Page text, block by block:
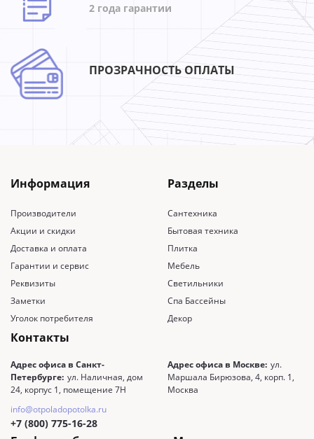
2 года гарантии
ПРОЗРАЧНОСТЬ ОПЛАТЫ
Информация
Производители
Акции и скидки
Доставка и оплата
Гарантии и сервис
Реквизиты
Заметки
Уголок потребителя
Разделы
Сантехника
Бытовая техника
Плитка
Мебель
Светильники
Спа Бассейны
Декор
Контакты
Адрес офиса в Санкт-
Петербурге: ул. Наличная, дом
24, корпус 1, помещение 7Н
Адрес офиса в Москве: ул.
Маршала Бирюзова, 4, корп. 1,
Москва
info@otpoladopotolka.ru
+7 (800) 775-16-28